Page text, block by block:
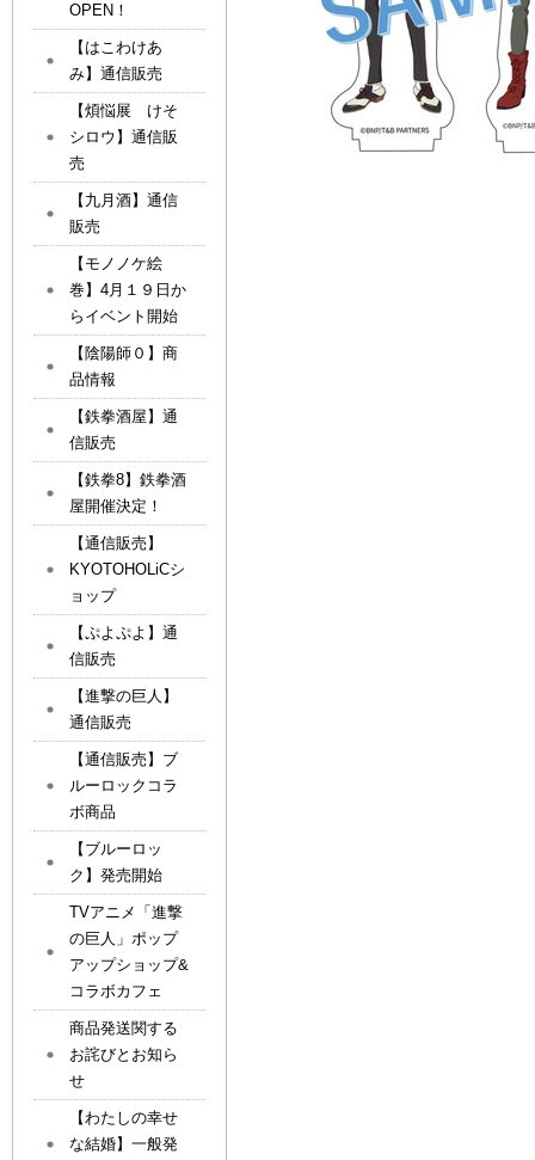
OPEN！
【はこわけあ
み】通信販売
【煩悩展 けそ
シロウ】通信販
売
【九月酒】通信
販売
【モノノケ絵
巻】4月１９日か
らイベント開始
【陰陽師０】商
品情報
【鉄拳酒屋】通
信販売
【鉄拳8】鉄拳酒
屋開催決定！
【通信販売】
KYOTOHOLiCシ
ョップ
【ぷよぷよ】通
信販売
【進撃の巨人】
通信販売
【通信販売】ブ
ルーロックコラ
ボ商品
【ブルーロッ
ク】発売開始
TVアニメ「進撃
の巨人」ポップ
アップショップ&
コラボカフェ
商品発送関する
お詫びとお知ら
せ
【わたしの幸せ
な結婚】一般発